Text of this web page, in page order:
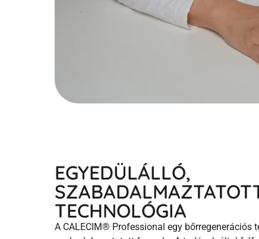
EGYEDÜLÁLLÓ,
TECHNOLÓGIA
A CALECIM® Professional egy bőrregenerációs